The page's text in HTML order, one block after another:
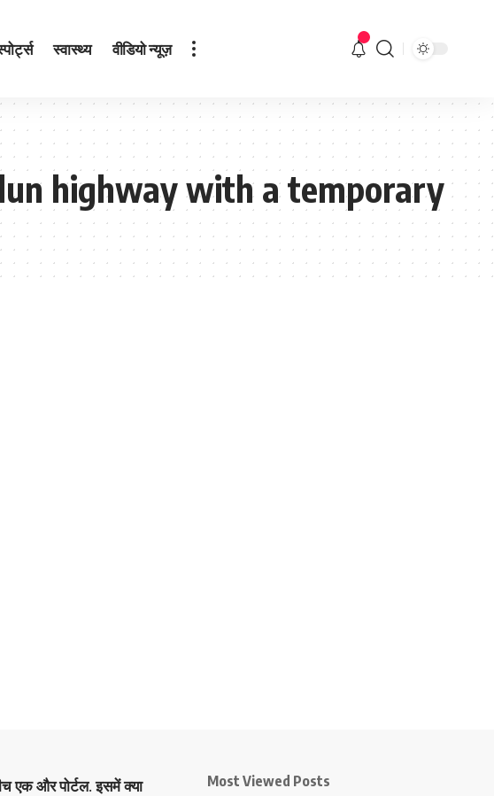
स्वास्थ्य वीडियो न्यूज़
highway with a temporary
एक और पोर्टल. इसमें क्या
Most Viewed Posts